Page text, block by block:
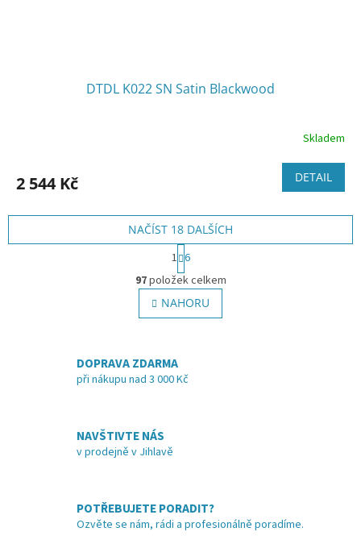
DTDL K022 SN Satin Blackwood
Skladem
2 544 Kč DETAIL
O
v
l
á
í
p
i
s
NAČÍST 18 DALŠÍCH
S
t
r
á
n
k
n
í
1 6
97položek celkem
NAHORU
DOPRAVA ZDARMA
při nákupu nad 3 000 Kč
NAVŠTIVTE NÁS
v prodejně v Jihlavě
POTŘEBUJETE PORADIT?
Ozvěte se nám, rádi a profesionálně poradíme.